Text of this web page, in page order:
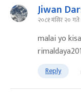
Jiwan
२०८१ मंसिर २०
malai yo
Reply